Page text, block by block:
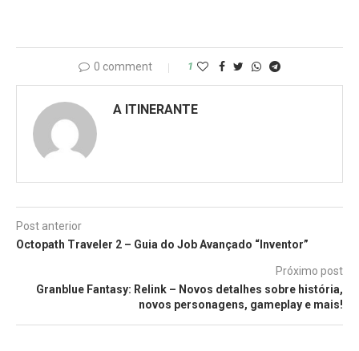
0 comment 1
A ITINERANTE
Post anterior
Octopath Traveler 2 – Guia do Job Avançado “Inventor”
Próximo post
Granblue Fantasy: Relink – Novos detalhes sobre história,
novos personagens, gameplay e mais!